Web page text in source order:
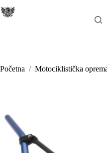
na
Početna / Motociklistička